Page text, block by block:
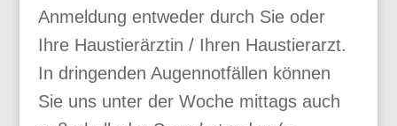
Anmeldung entweder durch Sie oder
Ihre Haustierärztin / Ihren Haustierarzt.
In dringenden Augennotfällen können
Sie uns unter der Woche mittags auch